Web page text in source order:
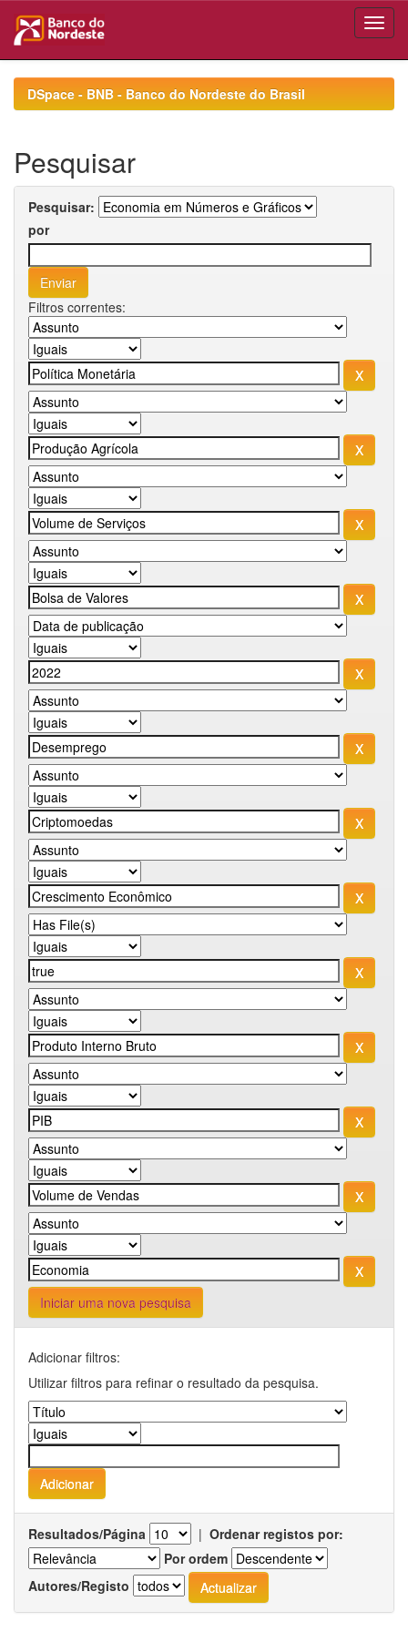
navigationDSpace - BNB - Banco do Nordeste do Brasil
Pesquisar
Pesquisar:
por
Filtros correntes:
Iniciar uma nova pesquisa
Adicionar filtros:
Utilizar filtros para refinar o resultado da pesquisa.
Resultados/Página | Ordenar registos por:
Por ordem
Autores/Registo